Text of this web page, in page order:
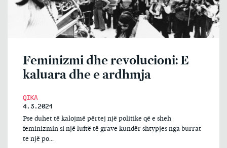
Feminizmi dhe revolucioni: E
kaluara dhe e ardhmja
QIKA
4.3.2021
Pse duhet të kalojmë përtej një politike që e sheh
feminizmin si një luftë të grave kundër shtypjes nga burrat
te një po...